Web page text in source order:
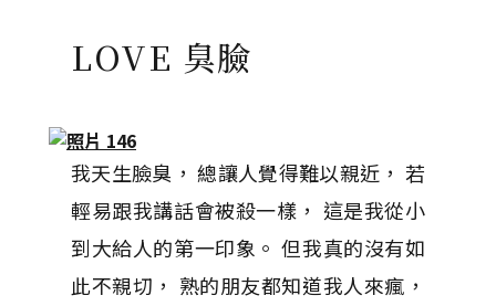
LOVE 臭臉
我天生臉臭， 總讓人覺得難以親近， 若
輕易跟我講話會被殺一樣， 這是我從小
到大給人的第一印象。 但我真的沒有如
此不親切， 熟的朋友都知道我人來瘋，